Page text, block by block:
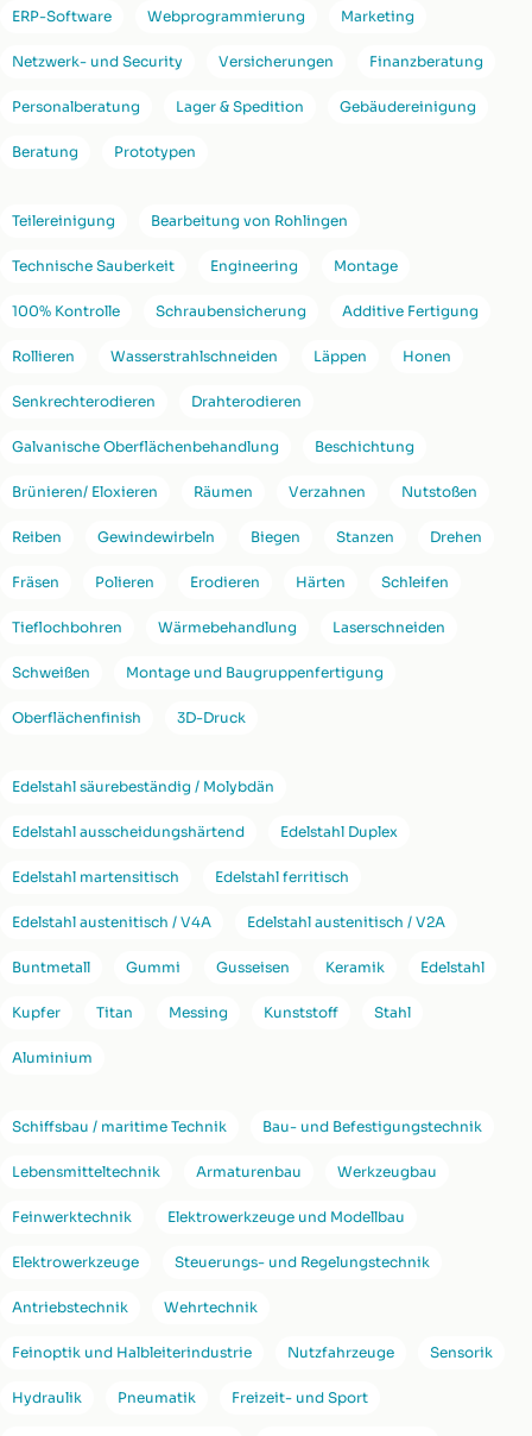
ERP-Software Webprogrammierung Marketing
Netzwerk- und Security Versicherungen Finanzberatung
Personalberatung Lager & Spedition Gebäudereinigung
Beratung Prototypen
Teilereinigung Bearbeitung von Rohlingen
Technische Sauberkeit Engineering Montage
100% Kontrolle Schraubensicherung Additive Fertigung
Rollieren Wasserstrahlschneiden Läppen Honen
Senkrechterodieren Drahterodieren
Galvanische Oberflächenbehandlung Beschichtung
Brünieren/ Eloxieren Räumen Verzahnen Nutstoßen
Reiben Gewindewirbeln Biegen Stanzen Drehen
Fräsen Polieren Erodieren Härten Schleifen
Tieflochbohren Wärmebehandlung Laserschneiden
Schweißen Montage und Baugruppenfertigung
Oberflächenfinish 3D-Druck
Edelstahl säurebeständig / Molybdän
Edelstahl ausscheidungshärtend Edelstahl Duplex
Edelstahl martensitisch Edelstahl ferritisch
Edelstahl austenitisch / V4A Edelstahl austenitisch / V2A
Buntmetall Gummi Gusseisen Keramik Edelstahl
Kupfer Titan Messing Kunststoff Stahl
Aluminium
Schiffsbau / maritime Technik Bau- und Befestigungstechnik
Lebensmitteltechnik Armaturenbau Werkzeugbau
Feinwerktechnik Elektrowerkzeuge und Modellbau
Elektrowerkzeuge Steuerungs- und Regelungstechnik
Antriebstechnik Wehrtechnik
Feinoptik und Halbleiterindustrie Nutzfahrzeuge Sensorik
Hydraulik Pneumatik Freizeit- und Sport